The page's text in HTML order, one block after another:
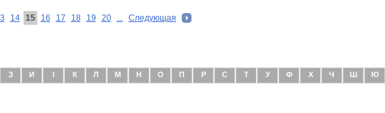
14 15 16 17 18 19 20 ... Следующая
З И І К Л М Н О П Р С Т У Ф Х Ч Ш Ю